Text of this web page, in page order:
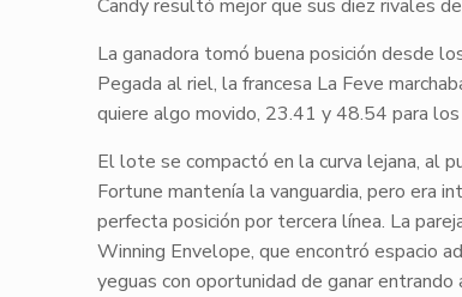
Candyresultó mejor que sus diez rivales
La ganadora tomó buena posición desde
Pegada al riel, la francesa La Feve
quiere algo movido, 23.41 y 48.54 para
El lote se compactó en la curva lejana, al
Fortune mantenía la vanguardia, pero era
perfecta posición por tercera línea. La
Winning Envelope, que encontró espacio
yeguas con oportunidad de ganar